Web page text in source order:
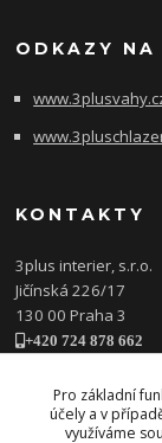
ODKAZY NA
KONTAKTY
3plus interier, s.r.o.
Jičínská 226/17
130 00 Praha 3
+420 724 878 662
facebook
Pro základní
účely a v
využíváme